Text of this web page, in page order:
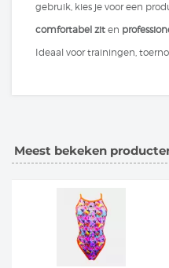
gebruik, kies je voor een
comfortabel zit en
Ideaal voor trainingen,
Meest bekeken